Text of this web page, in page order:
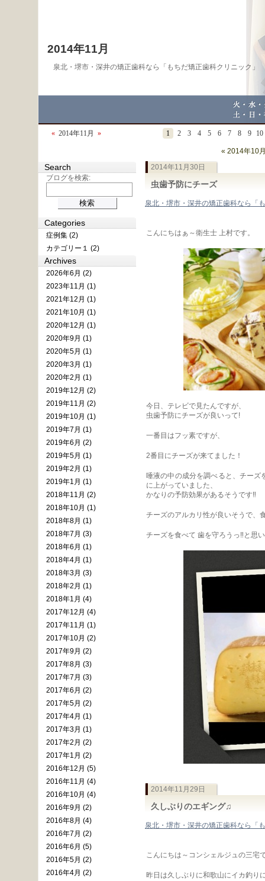
2014年11月
泉北・堺市・深井の矯正歯科なら「もちだ矯正歯科クリニック」
« 2014年11月 » 1 2 3 4 5 6 7 8 9 10
2014年11月30日
虫歯予防にチーズ
泉北・堺市・深井の矯正歯科なら「
こんにちはぁ～衛生士 上村です。
今日、テレビで見たんですが、
虫歯予防にチーズが良いって!
一番目はフッ素ですが、
2番目にチーズが来てました！
唾液の中の成分を調べると、チー
に上がっていました、
かなりの予防効果があるそうです‼︎
チーズのアルカリ性が良いそうで、
チーズを食べて 歯を守ろうっ‼︎と思
2014年11月29日
久しぶりのエギング♫
泉北・堺市・深井の矯正歯科なら「
こんにちは～コンシェルジュの三宅
昨日は久しぶりに和歌山にイカ釣り
« 2014年10
Search
ブログを検索:
Categories
症例集 (2)
カテゴリー１ (2)
Archives
2026年6月 (2)
2023年11月 (1)
2021年12月 (1)
2021年10月 (1)
2020年12月 (1)
2020年9月 (1)
2020年5月 (1)
2020年3月 (1)
2020年2月 (1)
2019年12月 (2)
2019年11月 (2)
2019年10月 (1)
2019年7月 (1)
2019年6月 (2)
2019年5月 (1)
2019年2月 (1)
2019年1月 (1)
2018年11月 (2)
2018年10月 (1)
2018年8月 (1)
2018年7月 (3)
2018年6月 (1)
2018年4月 (1)
2018年3月 (3)
2018年2月 (1)
2018年1月 (4)
2017年12月 (4)
2017年11月 (1)
2017年10月 (2)
2017年9月 (2)
2017年8月 (3)
2017年7月 (3)
2017年6月 (2)
2017年5月 (2)
2017年4月 (1)
2017年3月 (1)
2017年2月 (2)
2017年1月 (2)
2016年12月 (5)
2016年11月 (4)
2016年10月 (4)
2016年9月 (2)
2016年8月 (4)
2016年7月 (2)
2016年6月 (5)
2016年5月 (2)
2016年4月 (2)